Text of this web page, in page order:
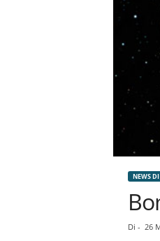
NEWS
Di - 26